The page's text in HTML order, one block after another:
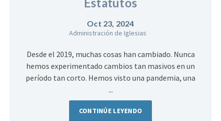
Oct 23, 2024
Administración de Iglesias
Desde el 2019, muchas cosas han cambiado. Nunca
hemos experimentado cambios tan masivos en un
período tan corto. Hemos visto una pandemia, una
...
CONTINÚE LEYENDO